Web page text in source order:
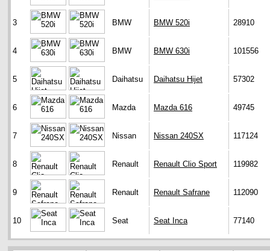
3 BMW BMW 520i 28910
4 BMW BMW 630i 101556
5 Daihatsu Daihatsu Hijet 57302
6 Mazda Mazda 616 49745
7 Nissan Nissan 240SX 117124
8 Renault Renault Clio Sport 119982
9 Renault Renault Safrane 112090
10 Seat Seat Inca 77140